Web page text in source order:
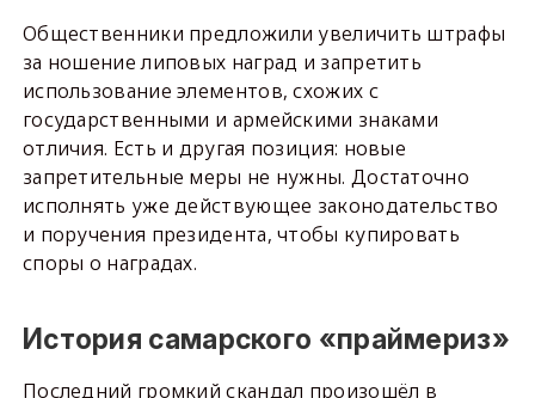
Общественники предложили увеличить штрафы
за ношение липовых наград и запретить
использование элементов, схожих с
государственными и армейскими знаками
отличия. Есть и другая позиция: новые
запретительные меры не нужны. Достаточно
исполнять уже действующее законодательство
и поручения президента, чтобы купировать
споры о наградах.
История самарского «праймериз»
Последний громкий скандал произошёл в